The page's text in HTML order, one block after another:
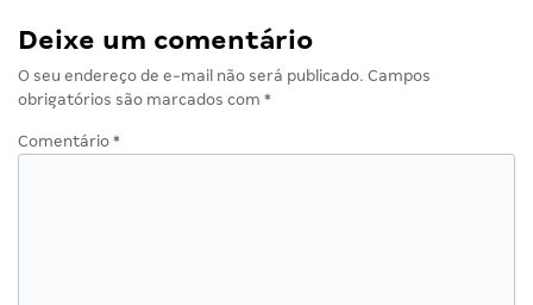
Deixe um comentário
O seu endereço de e-mail não será publicado. Campos
obrigatórios são marcados com *
Comentário *